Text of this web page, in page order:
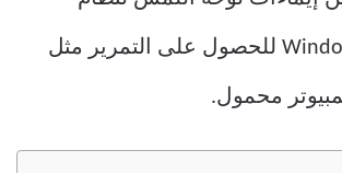
التشغيل Windows 10 للحصول على التمرير مثل